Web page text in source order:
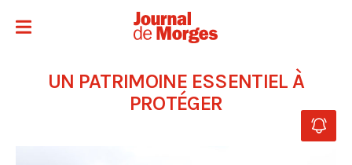
UN PATRIMOINE ESSENTIEL À
PROTÉGER